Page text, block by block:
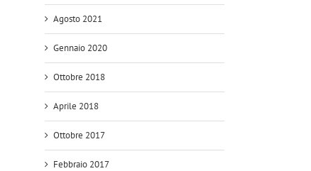
Agosto 2021
Gennaio 2020
Ottobre 2018
Aprile 2018
Ottobre 2017
Febbraio 2017